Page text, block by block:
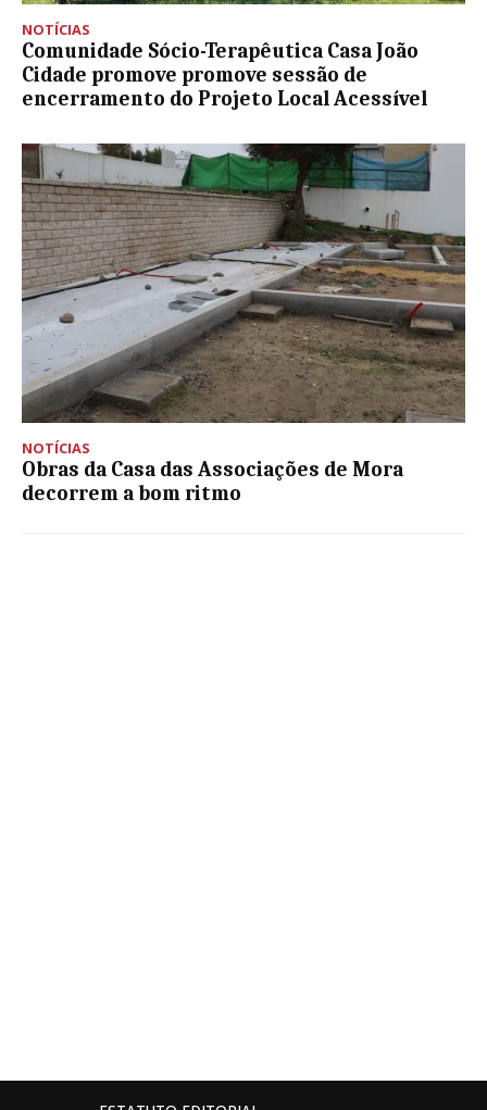
NOTÍCIAS
Comunidade Sócio-Terapêutica Casa João
Cidade promove promove sessão de
encerramento do Projeto Local Acessível
NOTÍCIAS
Obras da Casa das Associações de Mora
decorrem a bom ritmo